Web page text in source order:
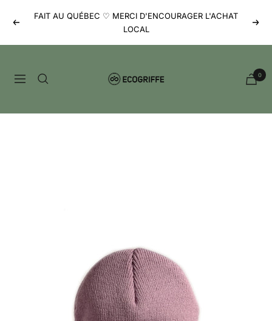
Précédent
FAIT AU QUÉBEC ♡ MERCI D'ENCOURAGER L'ACHAT
LOCAL
Navigation
0